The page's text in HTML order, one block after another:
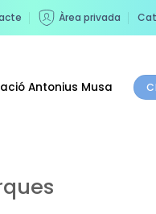
Àrea privada
Antonius Musa